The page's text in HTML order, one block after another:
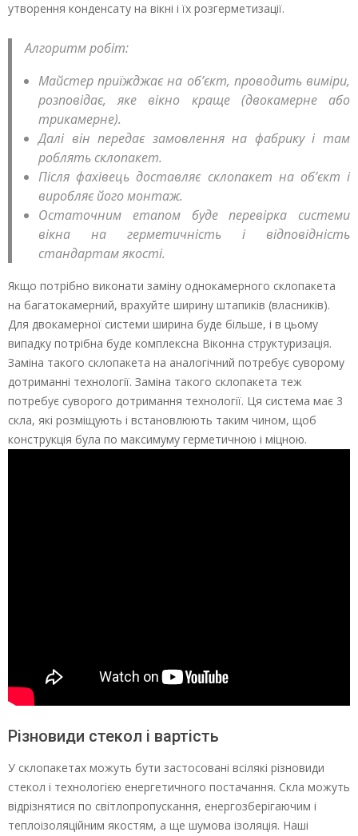
утворення конденсату на вікні і їх розгерметизації.
Алгоритм робіт:
Майстер приїжджає на об’єкт, проводить виміри,
розповідає, яке вікно краще (двокамерне або
трикамерне).
Далі він передає замовлення на фабрику і там
роблять склопакет.
Після фахівець доставляє склопакет на об’єкт і
виробляє його монтаж.
Остаточним етапом буде перевірка системи
вікна на герметичність і відповідність
стандартам якості.
Якщо потрібно виконати заміну однокамерного склопакета
на багатокамерний, врахуйте ширину штапиків (власників).
Для двокамерної системи ширина буде більше, і в цьому
випадку потрібна буде комплексна Віконна структуризація.
Заміна такого склопакета на аналогічний потребує суворому
дотриманні технології. Заміна такого склопакета теж
потребує суворого дотримання технології. Ця система має 3
скла, які розміщують і встановлюють таким чином, щоб
конструкція була по максимуму герметичною і міцною.
Різновиди стекол і вартість
У склопакетах можуть бути застосовані всілякі різновиди
стекол і технологією енергетичного постачання. Скла можуть
відрізнятися по світлопропускання, енергозберігаючим і
теплоізоляційним якостям, а ще шумова ізоляція. Наші